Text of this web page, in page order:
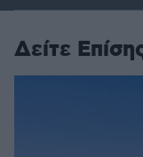
Δείτε